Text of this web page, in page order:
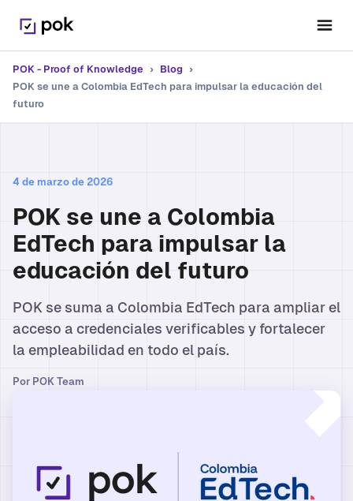
POK - Proof of Knowledge › Blog
›
POK se une a Colombia EdTech para impulsar la educación del
futuro
4 de marzo de 2026
POK se une a Colombia
EdTech para impulsar la
educación del futuro
POK se suma a Colombia EdTech para ampliar el
acceso a credenciales verificables y fortalecer
la empleabilidad en todo el país.
Por POK Team